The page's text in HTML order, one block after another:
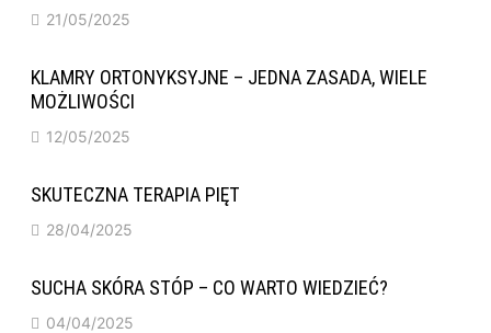
21/05/2025
KLAMRY ORTONYKSYJNE – JEDNA ZASADA, WIELE
MOŻLIWOŚCI
12/05/2025
SKUTECZNA TERAPIA PIĘT
28/04/2025
SUCHA SKÓRA STÓP – CO WARTO WIEDZIEĆ?
04/04/2025